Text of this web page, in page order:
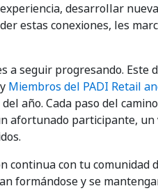
desarrollar
estas conexiones, les
a seguir progresando. Este
y Miembros del PADI Retail
año. Cada paso del
afortunado participante, un
continua con tu comunidad
formándose y se